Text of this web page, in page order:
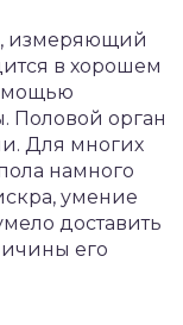
измеряющий
в хорошем
Половой орган
Для многих
намного
умение
доставить
его